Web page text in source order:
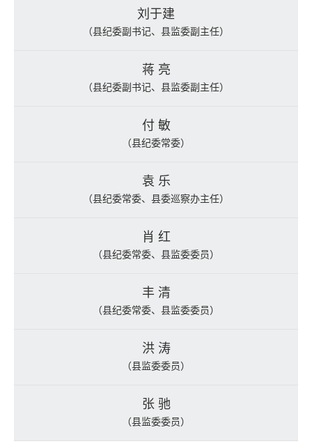
刘于建
（县纪委副书记、县监委副主任）
蒋 亮
（县纪委副书记、县监委副主任）
付 敏
（县纪委常委）
袁 乐
（县纪委常委、县委巡察办主任）
肖 红
（县纪委常委、县监委委员）
丰 清
（县纪委常委、县监委委员）
洪 涛
（县监委委员）
张 驰
（县监委委员）